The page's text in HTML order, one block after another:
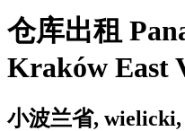
仓库出租
Kraków East
小波兰省, wielicki,